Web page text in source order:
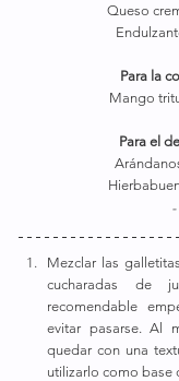
Queso
Para la
Mango
Para el
-
Mezclar las
cucharadas de
recomendable
evitar pasarse. Al
quedar con una
utilizarlo como base